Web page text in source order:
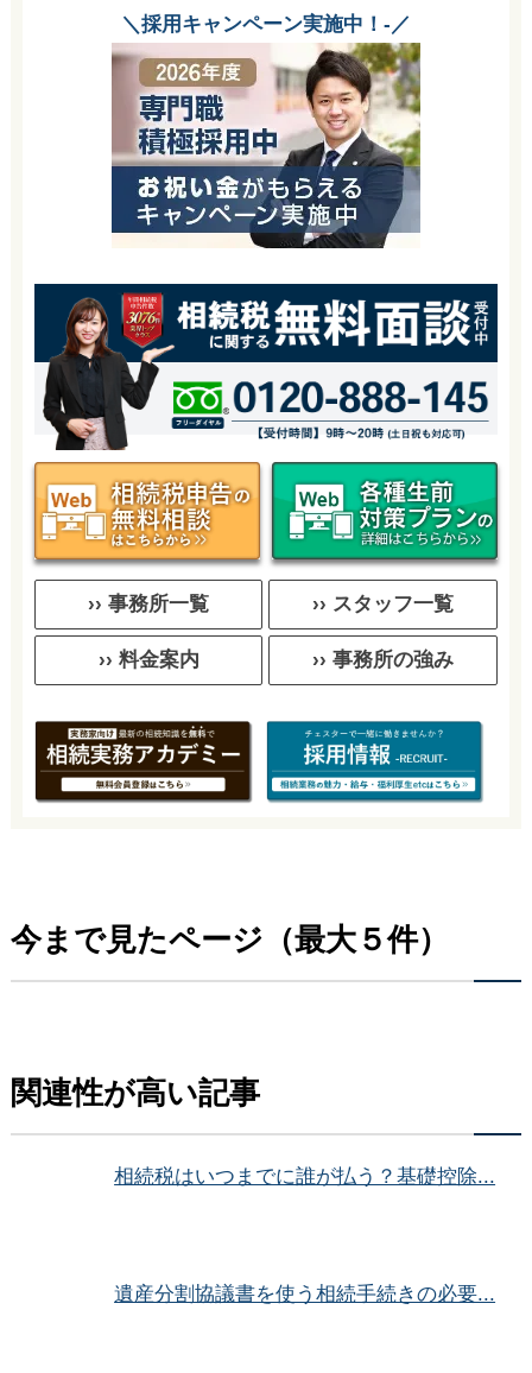
＼採用キャンペーン実施中！-／
›› 事務所一覧 ›› スタッフ一覧
›› 料金案内 ›› 事務所の強み
今まで見たページ（最大５件）
関連性が高い記事
相続税はいつまでに誰が払う？基礎控除...
遺産分割協議書を使う相続手続きの必要...